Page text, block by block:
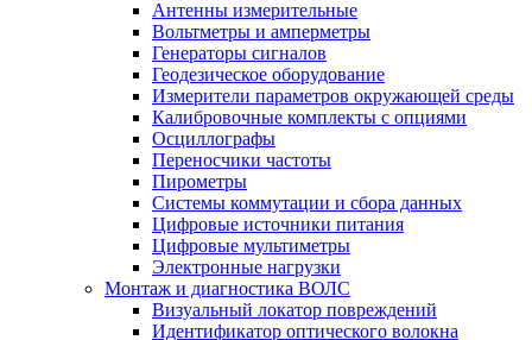
Антенны измерительные
Вольтметры и амперметры
Генераторы сигналов
Геодезическое оборудование
Измерители параметров окружающей среды
Калибровочные комплекты с опциями
Осциллографы
Переносчики частоты
Пирометры
Системы коммутации и сбора данных
Цифровые источники питания
Цифровые мультиметры
Электронные нагрузки
Монтаж и диагностика ВОЛС
Визуальный локатор повреждений
Идентификатор оптического волокна